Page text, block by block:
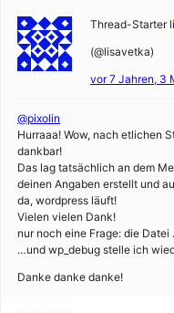
Thread-Starter
(@lisavetka)
vor 7 Jahren, 3
@pixolin
Hurraaa! Wow, nach etlichen
dankbar!
Das lag tatsächlich an dem
deinen Angaben erstellt und
da, wordpress läuft!
Vielen vielen Dank!
nur noch eine Frage: die
…und wp_debug stelle ich
Danke danke danke!